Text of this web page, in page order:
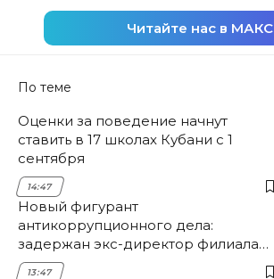
Читайте нас в МАКС
По теме
Оценки за поведение начнут
ставить в 17 школах Кубани с 1
сентября
14:47
Новый фигурант
антикоррупционного дела:
задержан экс-директор филиала
НЭСК Крымска
13:47